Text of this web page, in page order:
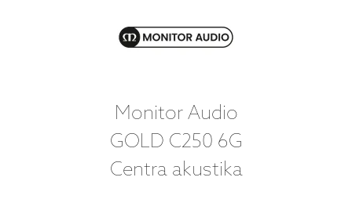
Monitor Audio
GOLD C250 6G
Centra akustika